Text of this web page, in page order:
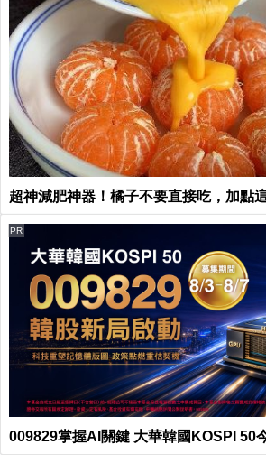
超神減肥神器！橘子不要直接吃，加點
009829掌握AI關鍵 大華韓國KOSPI 50
PR